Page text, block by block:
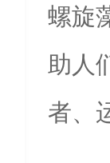
螺旋
助人
者、